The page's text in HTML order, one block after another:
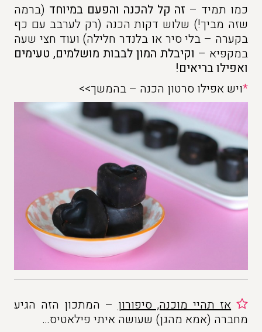
כמו תמיד – זה קל להכנה והפעם במיוחד (ברמה
שזה מביך!) שלוש דקות הכנה (רק לערבב עם כף
בקערה – בלי סיר או בלנדר חלילה) ועוד חצי שעה
במקפיא – וקיבלת המון לבבות מושלמים, טעימים
ואפילו בריאים!
*ויש אפילו סרטון הכנה – בהמשך>>
אז תהיי מוכנה, סיפורון– המתכון הזה הגיע
מחברה (אמא מהגן) שעושה איתי פילאטיס…